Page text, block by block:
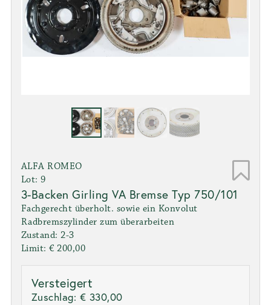
ALFA ROMEO
Lot: 9
3-Backen Girling VA Bremse Typ 750/101
Fachgerecht überholt. sowie ein Konvolut
Radbremszylinder zum überarbeiten
Zustand: 2-3
Limit: € 200,00
Versteigert
Zuschlag: € 330,00